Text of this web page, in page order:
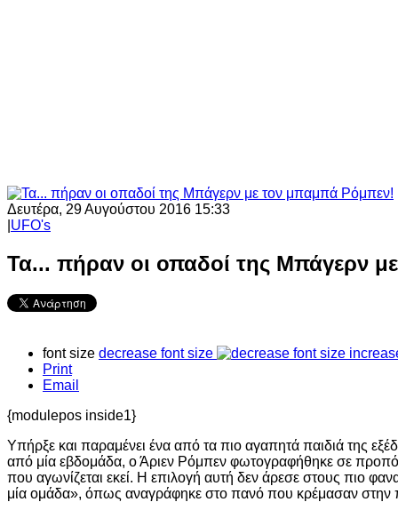
Δευτέρα, 29 Αυγούστου 2016 15:33
UFO's
Τα... πήραν οι οπαδοί της Μπάγερν
font size decrease font size
Print
Email
{modulepos inside1}
Υπήρξε και παραμένει ένα από τα πιο αγαπητά παιδιά της
από μία εβδομάδα, ο Άριεν Ρόμπεν φωτογραφήθηκε σε
που αγωνίζεται εκεί. Η επιλογή αυτή δεν άρεσε στους πιο
μία ομάδα», όπως αναγράφηκε στο πανό που κρέμασαν στην